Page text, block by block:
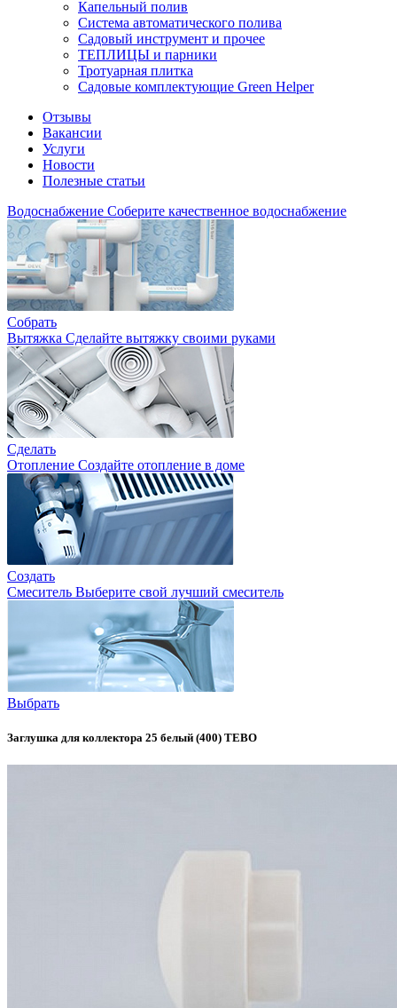
Капельный полив
Система автоматического полива
Садовый инструмент и прочее
ТЕПЛИЦЫ и парники
Тротуарная плитка
Садовые комплектующие Green Helper
Отзывы
Вакансии
Услуги
Новости
Полезные статьи
Водоснабжение Соберите качественное водоснабжение
Собрать
Вытяжка Сделайте вытяжку своими руками
Сделать
Отопление Создайте отопление в доме
Создать
Смеситель Выберите свой лучший смеситель
Выбрать
Заглушка для коллектора 25 белый (400) ТЕВО